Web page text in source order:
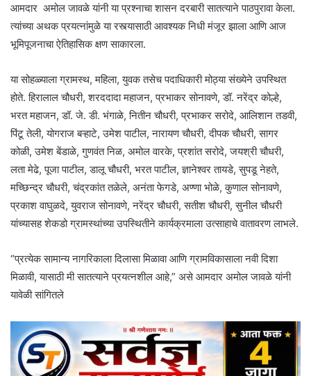
आमदार अमोल जावळे यांनी या प्रश्नाचा शासन दरबारी सातत्याने पाठपुरावा केला.
त्यांच्या अथक प्रयत्नांमुळे या रस्त्यासाठी आवश्यक निधी मंजूर झाला आणि आज
भूमिपूजनाचा ऐतिहासिक क्षण साकारला.
या सोहळ्याला ग्रामस्थ, महिला, युवक तसेच पदाधिकारी मोठ्या संख्येने उपस्थित
होते. हिरालाल चौधरी, शरददादा महाजन, प्रभाकर सोनावणे, डॉ. नरेंद्र कोल्हे,
भरत महाजन, डॉ. जे. डी. भंगाळे, नितीन चौधरी, प्रभाकर सरोदे, आलिशान तडवी,
पिंटू तेली, योगराज बऱ्हाटे, उमेश पाटील, नारायण चौधरी, दीपक चौधरी, सागर
कोळी, उमेश बेंडाळे, गुणवंत निळ, अमोल वारके, प्रशांत सरोदे, जयश्री चौधरी,
लता मेढे, पूजा पाटील, डालू चौधरी, भरत पाटील, ज्ञानेश्वर तायडे, सुपडू नेहते,
मच्छिन्द्र चौधरी, चंद्रकांत तळेले, अनंता फेगडे, अण्णा भोळे, कुणाल सोनावणे,
प्रकाश वाघुळदे, युवराज सोनावणे, नरेंद्र चौधरी, सतीश चौधरी, सुनील चौधरी
यांच्यासह शेकडो ग्रामस्थांच्या उपस्थितीने कार्यक्रमाला उत्साहाचे वातावरण लाभले.
“प्रत्येक सामान्य नागरिकाला दिलासा मिळावा आणि ग्रामविकासाला नवी दिशा
मिळावी, यासाठी मी सातत्याने प्रयत्नशील आहे,” असे आमदार अमोल जावळे यांनी
यावेळी सांगितले